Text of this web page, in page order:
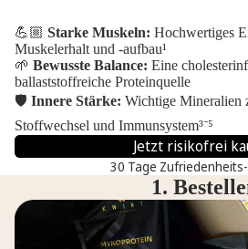
💪🏼 Starke Muskeln: Hochwertiges
Muskelerhalt und -aufbau¹
🌱 Bewusste Balance: Eine
ballaststoffreiche Proteinquelle
🛡️ Innere Stärke: Wichtige Mineralien
Stoffwechsel und Immunsystem³⁻⁵
Jetzt risikofrei
30 Tage
1.